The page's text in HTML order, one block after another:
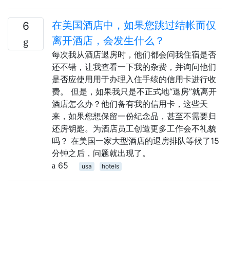
6
在美国酒店中，如果您跳过结帐而仅
离开酒店，会发生什么？
每次我从酒店退房时，他们都会问我住宿是否
还不错，让我查看一下我的杂费，并询问他们
是否应使用用于办理入住手续的信用卡进行收
费。 但是，如果我只是不正式地“退房”就离开
酒店怎么办？他们备有我的信用卡，这些天
来，如果您想保留一份纪念品，甚至不需要归
还房钥匙。为酒店员工创造更多工作会不礼貌
吗？ 在美国一家大型酒店的退房排队等候了15
分钟之后，问题就出现了。
65
usa hotels